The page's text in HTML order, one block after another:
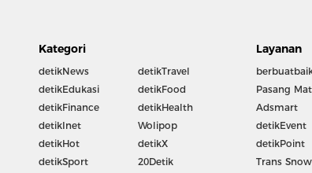
Kategori
detikNews
detikEdukasi
detikFinance
detikInet
detikHot
detikSport
detikTravel
detikFood
detikHealth
Wolipop
detikX
20Detik
Layanan
Pasang
Adsmart
detikEvent
detikPoint
Trans